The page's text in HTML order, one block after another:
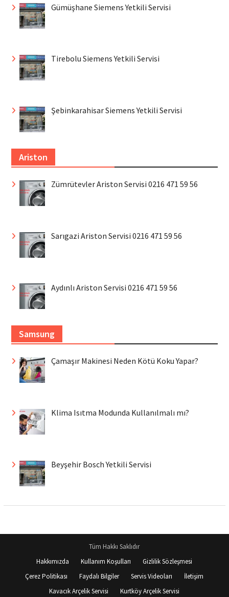
Gümüşhane Siemens Yetkili Servisi
Tirebolu Siemens Yetkili Servisi
Şebinkarahisar Siemens Yetkili Servisi
Ariston
Zümrütevler Ariston Servisi 0216 471 59 56
Sarıgazi Ariston Servisi 0216 471 59 56
Aydınlı Ariston Servisi 0216 471 59 56
Samsung
Çamaşır Makinesi Neden Kötü Koku Yapar?
Klima Isıtma Modunda Kullanılmalı mı?
Beyşehir Bosch Yetkili Servisi
Tüm Hakkı Saklıdır
Hakkımızda
Kullanım Koşulları
Gizlilik Sözleşmesi
Çerez Politikası
Faydalı Bilgiler Servis Videoları
İletişim
Kavacık Arçelik Servisi
Kurtköy Arçelik Servisi